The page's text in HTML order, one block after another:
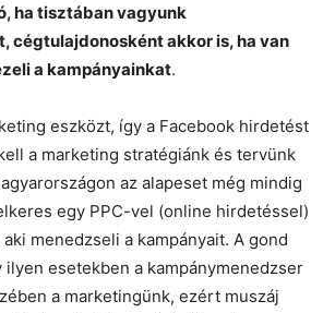
ha tisztában vagyunk
cégtulajdonosként akkor is, ha van
a kampányainkat.
eszközt, így a Facebook hirdetést
a marketing stratégiánk és tervünk
az alapeset még mindig
egy PPC-vel (online hirdetéssel)
menedzseli a kampányait. A gond
ilyen esetekben a kampánymenedzser
a marketingünk, ezért muszáj